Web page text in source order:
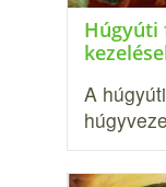
Húgyúti
A